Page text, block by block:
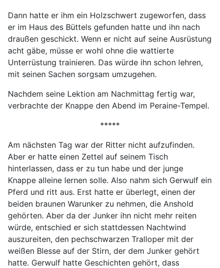
Dann hatte er ihm ein Holzschwert zugeworfen, dass
er im Haus des Büttels gefunden hatte und ihn nach
draußen geschickt. Wenn er nicht auf seine Ausrüstung
acht gäbe, müsse er wohl ohne die wattierte
Unterrüstung trainieren. Das würde ihn schon lehren,
mit seinen Sachen sorgsam umzugehen.
Nachdem seine Lektion am Nachmittag fertig war,
verbrachte der Knappe den Abend im Peraine-Tempel.
*****
Am nächsten Tag war der Ritter nicht aufzufinden.
Aber er hatte einen Zettel auf seinem Tisch
hinterlassen, dass er zu tun habe und der junge
Knappe alleine lernen solle. Also nahm sich Gerwulf ein
Pferd und ritt aus. Erst hatte er überlegt, einen der
beiden braunen Warunker zu nehmen, die Anshold
gehörten. Aber da der Junker ihn nicht mehr reiten
würde, entschied er sich stattdessen Nachtwind
auszureiten, den pechschwarzen Tralloper mit der
weißen Blesse auf der Stirn, der dem Junker gehört
hatte. Gerwulf hatte Geschichten gehört, dass